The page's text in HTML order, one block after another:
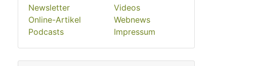
Newsletter
Online-Artikel
Podcasts
Videos
Webnews
Impressum